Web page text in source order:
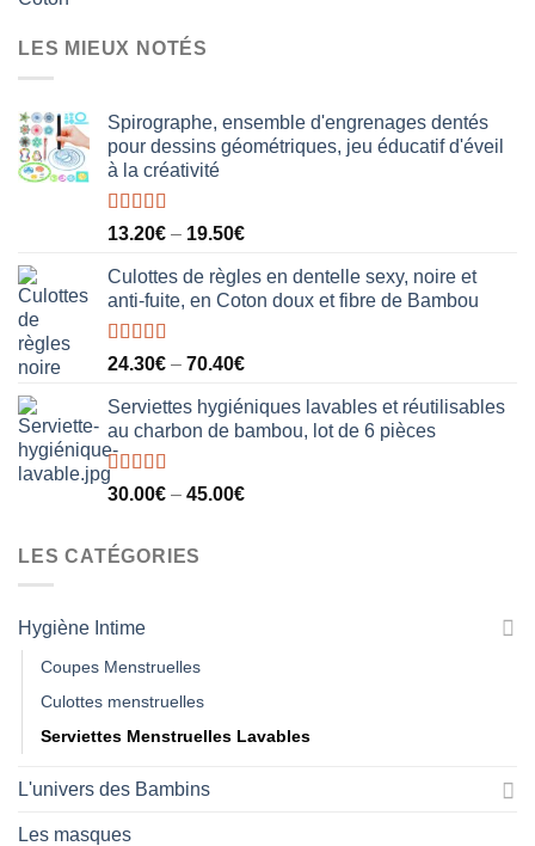
initial
était :
LES MIEUX NOTÉS
Spirographe, ensemble d'engrenages dentés
pour dessins géométriques, jeu éducatif d'éveil
à la créativité
Note5.00
13.20€ – 19.50€
Culottes de règles en dentelle sexy, noire et
anti-fuite, en Coton doux et fibre de Bambou
Note5.00
24.30€ – 70.40€
Serviettes hygiéniques lavables et réutilisables
au charbon de bambou, lot de 6 pièces
Note5.00
30.00€ – 45.00€
LES CATÉGORIES
Hygiène Intime
Coupes Menstruelles
Culottes menstruelles
Serviettes Menstruelles Lavables
L'univers des Bambins
Les masques